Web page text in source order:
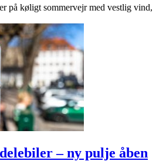
på køligt sommervejr med vestlig vind,
– ny pulje åben